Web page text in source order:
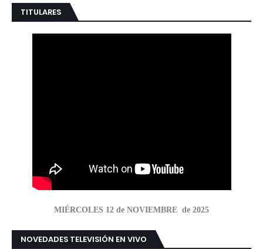
TITULARES
MIÉRCOLES 12 de NOVIEMBRE de 2025
NOVEDADES TELEVISIÓN EN VIVO